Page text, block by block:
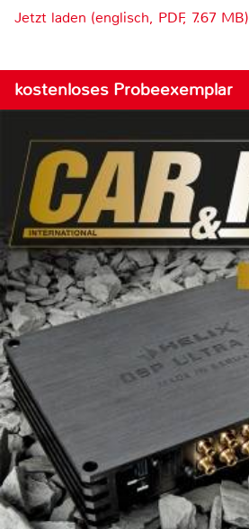
Jetzt laden (englisch, PDF, 7.67 MB)
kostenloses Probeexemplar